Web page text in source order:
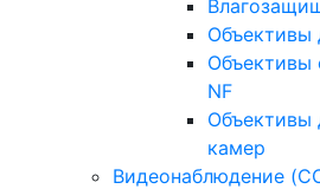
Объективы
Объективы
NF
Объективы
камер
Видеонаблюдение